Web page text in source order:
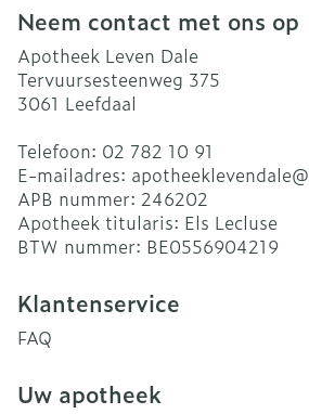
Neem contact met ons op
Apotheek Leven Dale
Tervuursesteenweg 375
3061 Leefdaal
Telefoon: 02 782 10 91
E-mailadres: apotheeklevendale@
APB nummer: 246202
Apotheek titularis: Els Lecluse
BTW nummer: BE0556904219
Klantenservice
FAQ
Uw apotheek